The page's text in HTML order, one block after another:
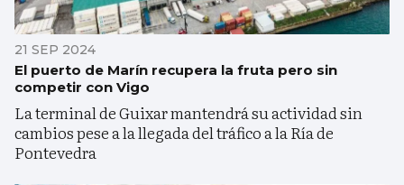
21 SEP 2024
El puerto de Marín recupera la fruta pero sin
competir con Vigo
La terminal de Guixar mantendrá su actividad sin
cambios pese a la llegada del tráfico a la Ría de
Pontevedra